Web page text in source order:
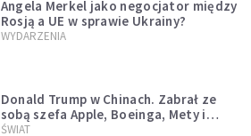
Angela Merkel jako negocjator między
Rosją a UE w sprawie Ukrainy?
WYDARZENIA
Donald Trump w Chinach. Zabrał ze
sobą szefa Apple, Boeinga, Mety i
Muska
ŚWIAT